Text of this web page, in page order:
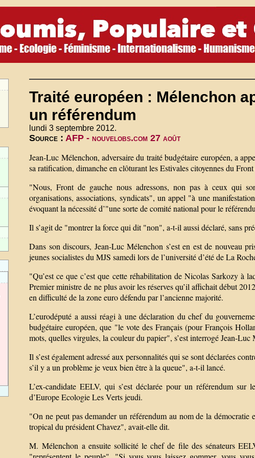
Traité européen : Mélenchon
un référendum
lundi 3 septembre 2012.
Source :AFP - nouvelobs.com 27 août
Jean-Luc Mélenchon, adversaire du traité budgétaire européen, a
sa ratification, dimanche en clôturant les Estivales citoyennes du
"Nous, Front de gauche nous adressons, non pas à ceux qui
organisations, associations, syndicats", un appel "à une
évoquant la nécessité d’"une sorte de comité national pour le
Il s’agit de "montrer la force qui dit "non", a-t-il aussi déclaré, sans
Dans son discours, Jean-Luc Mélenchon s’est en est de nouveau
jeunes socialistes du MJS samedi lors de l’université d’été de La
"Qu’est ce que c’est que cette réhabilitation de Nicolas Sarkozy à
Premier ministre de ne plus avoir les réserves qu’il affichait début
en difficulté de la zone euro défendu par l’ancienne majorité.
L’eurodéputé a aussi réagi à une déclaration du chef du
budgétaire européen, que "le vote des Français (pour François
mots, quelles virgules, la couleur du papier", s’est interrogé Jean-
Il s’est également adressé aux personnalités qui se sont déclarées
s’il y a un problème je veux bien être à la queue", a-t-il lancé.
L’ex-candidate EELV, qui s’est déclarée pour un référendum
d’Europe Ecologie Les Verts jeudi.
"On ne peut pas demander un référendum au nom de la
tropical du président Chavez", avait-elle dit.
M. Mélenchon a ensuite sollicité le chef de file des sénateurs